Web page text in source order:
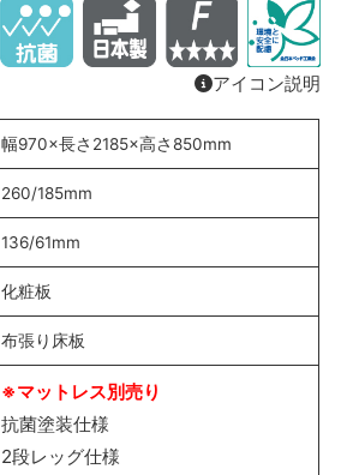
アイコン説明
幅970×長さ2185×高さ850mm
260/185mm
136/61mm
化粧板
布張り床板
※マットレス別売り
抗菌塗装仕様
2段レッグ仕様